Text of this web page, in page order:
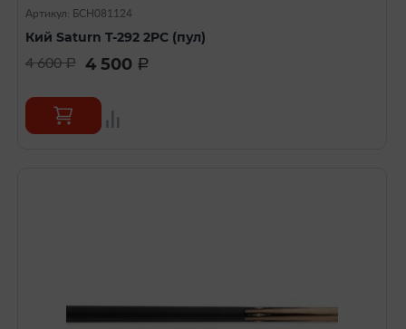
Артикул: БСН081124
Кий Saturn T-292 2PC (пул)
4 600a 4 500 a